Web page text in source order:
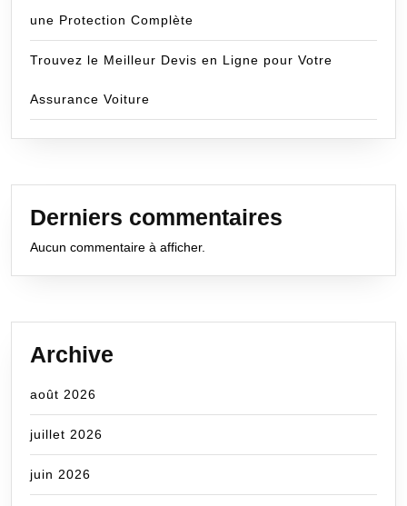
une Protection Complète
Trouvez le Meilleur Devis en Ligne pour Votre
Assurance Voiture
Derniers commentaires
Aucun commentaire à afficher.
Archive
août 2026
juillet 2026
juin 2026